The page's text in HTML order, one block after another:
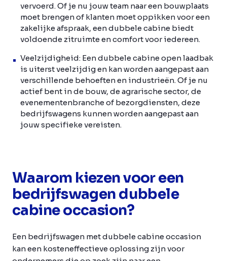
vervoerd. Of je nu jouw team naar een bouwplaats
moet brengen of klanten moet oppikken voor een
zakelijke afspraak, een dubbele cabine biedt
voldoende zitruimte en comfort voor iedereen.
Veelzijdigheid: Een dubbele cabine open laadbak
is uiterst veelzijdig en kan worden aangepast aan
verschillende behoeften en industrieën. Of je nu
actief bent in de bouw, de agrarische sector, de
evenementenbranche of bezorgdiensten, deze
bedrijfswagens kunnen worden aangepast aan
jouw specifieke vereisten.
Waarom kiezen voor een
bedrijfswagen dubbele
cabine occasion?
Een bedrijfswagen met dubbele cabine occasion
kan een kosteneffectieve oplossing zijn voor